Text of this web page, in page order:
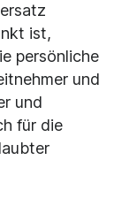
ist,
persönliche
und
und
für die